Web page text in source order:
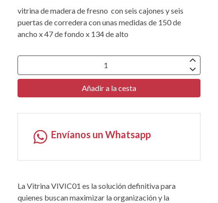
vitrina de madera de fresno con seis cajones y seis
puertas de corredera con unas medidas de 150 de
ancho x 47 de fondo x 134 de alto
Añadir a la cesta
Envíanos un Whatsapp
La Vitrina VIVIC01 es la solución definitiva para
quienes buscan maximizar la organización y la